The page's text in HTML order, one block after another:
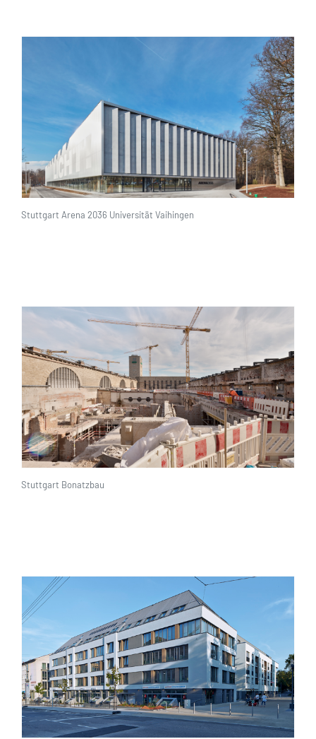
Stuttgart Arena 2036 Universität Vaihingen
Stuttgart Bonatzbau